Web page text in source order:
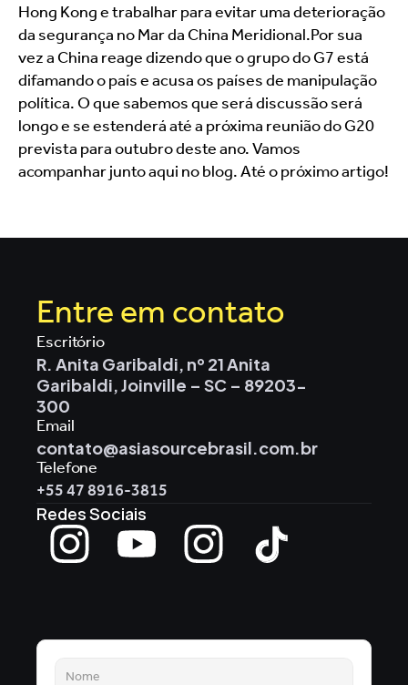
Hong Kong e trabalhar para evitar uma deterioração
da segurança no Mar da China Meridional.Por sua
vez a China reage dizendo que o grupo do G7 está
difamando o país e acusa os países de manipulação
política. O que sabemos que será discussão será
longo e se estenderá até a próxima reunião do G20
prevista para outubro deste ano. Vamos
acompanhar junto aqui no blog. Até o próximo artigo!
Entre em contato
Escritório
R. Anita Garibaldi, nº 21 Anita
Garibaldi, Joinville – SC – 89203-
300
Email
contato@asiasourcebrasil.com.br
Telefone
+55 47 8916-3815
Redes Sociais